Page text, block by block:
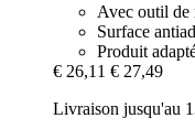
Avec outil de
Surface
Produit
€ 26,11 € 27,49
Livraison jusqu'au